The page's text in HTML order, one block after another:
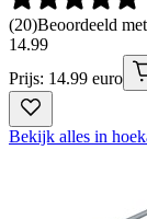
(20)Beoordeeld
14.99
Prijs: 14.99 euro
Bekijk alles in